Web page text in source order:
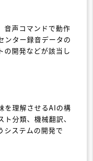
音声コマンドで動作
ンター録音データの
の開発などが該当し
を理解させるAIの構
分類、機械翻訳、
システムの開発で